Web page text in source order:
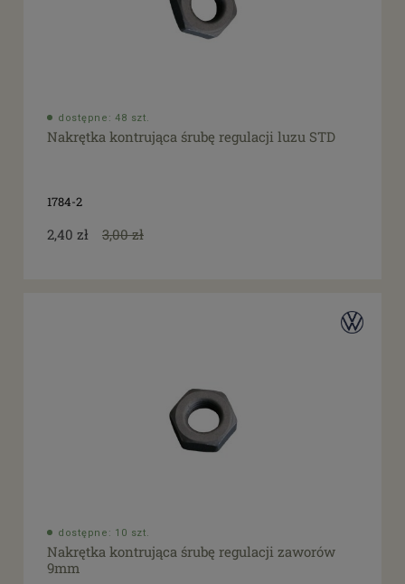
dostępne: 48 szt.
Nakrętka kontrująca śrubę regulacji luzu STD
1784-2
2,40 zł 3,00 zł
dostępne: 10 szt.
Nakrętka kontrująca śrubę regulacji zaworów
9mm